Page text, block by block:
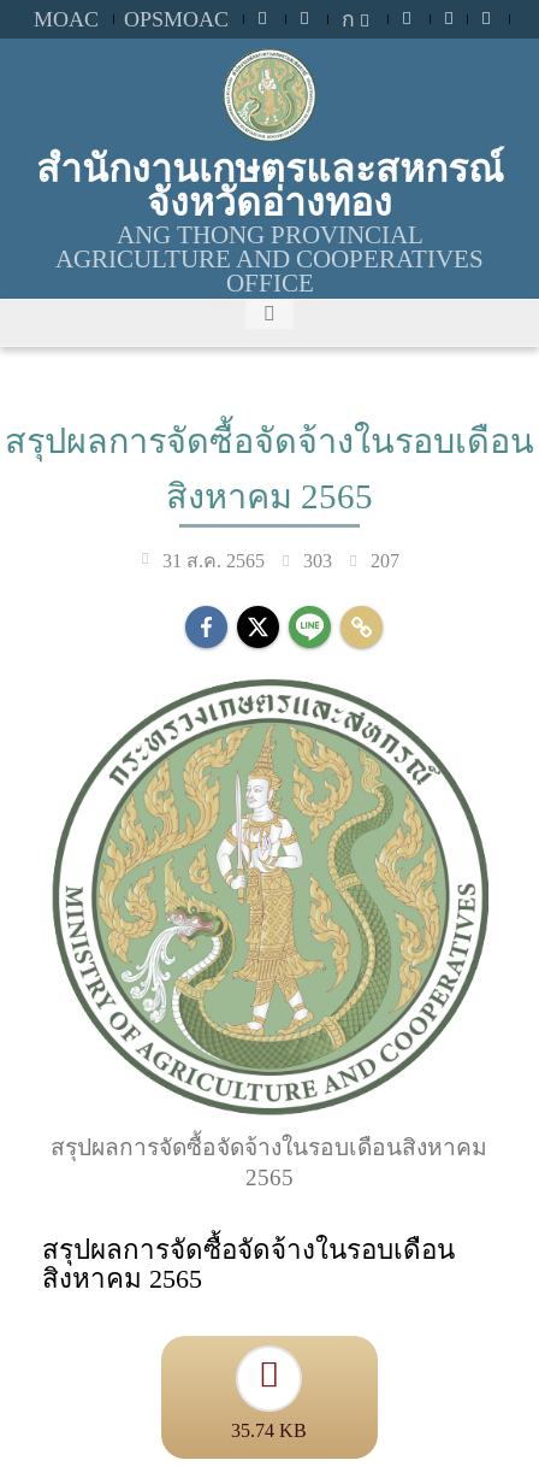
MOAC OPSMOAC ก
สำนักงานเกษตรและสหกรณ์
จังหวัดอ่างทอง
ANG THONG PROVINCIAL
AGRICULTURE AND COOPERATIVES
OFFICE
สรุปผลการจัดซื้อจัดจ้างในรอบเดือน
สิงหาคม 2565
31 ส.ค. 2565 303 207
สรุปผลการจัดซื้อจัดจ้างในรอบเดือนสิงหาคม
2565
สรุปผลการจัดซื้อจัดจ้างในรอบเดือน
สิงหาคม 2565
35.74 KB